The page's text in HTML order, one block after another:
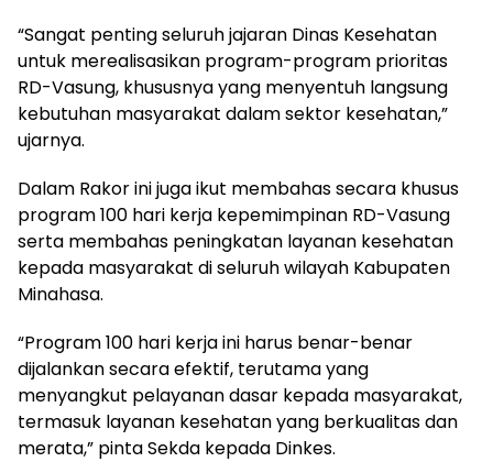
“Sangat penting seluruh jajaran Dinas Kesehatan
untuk merealisasikan program-program prioritas
RD-Vasung, khususnya yang menyentuh langsung
kebutuhan masyarakat dalam sektor kesehatan,”
ujarnya.
Dalam Rakor ini juga ikut membahas secara khusus
program 100 hari kerja kepemimpinan RD-Vasung
serta membahas peningkatan layanan kesehatan
kepada masyarakat di seluruh wilayah Kabupaten
Minahasa.
“Program 100 hari kerja ini harus benar-benar
dijalankan secara efektif, terutama yang
menyangkut pelayanan dasar kepada masyarakat,
termasuk layanan kesehatan yang berkualitas dan
merata,” pinta Sekda kepada Dinkes.